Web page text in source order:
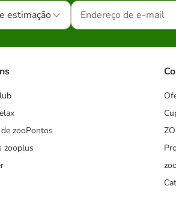
estimação
zooPontos
zooplus